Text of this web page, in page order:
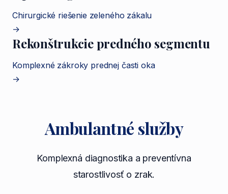
Chirurgické riešenie zeleného zákalu
→
Rekonštrukcie predného segmentu
Komplexné zákroky prednej časti oka
→
Ambulantné služby
Komplexná diagnostika a preventívna
starostlivosť o zrak.